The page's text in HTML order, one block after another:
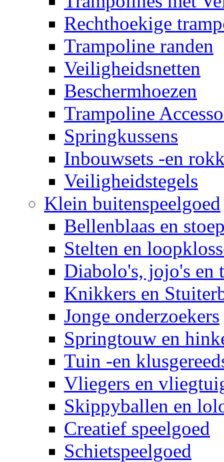
Rechthoekige
Trampoline randen
Veiligheidsnetten
Beschermhoezen
Trampoline
Springkussens
Inbouwsets -en
Veiligheidstegels
Klein buitenspeelgoed
Bellenblaas en
Stelten en
Diabolo's, jojo's en
Knikkers en
Jonge onderzoekers
Springtouw en
Tuin -en
Vliegers en
Skippyballen en
Creatief speelgoed
Schietspeelgoed